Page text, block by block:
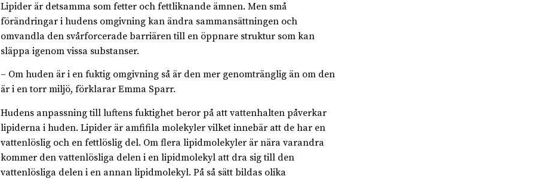
Lipider är detsamma som fetter och fettliknande ämnen. Men små
förändringar i hudens omgivning kan ändra sammansättningen och
omvandla den svårforcerade barriären till en öppnare struktur som kan
släppa igenom vissa substanser.
– Om huden är i en fuktig omgivning så är den mer genomtränglig än om den
är i en torr miljö, förklarar Emma Sparr.
Hudens anpassning till luftens fuktighet beror på att vattenhalten påverkar
lipiderna i huden. Lipider är amfifila molekyler vilket innebär att de har en
vattenlöslig och en fettlöslig del. Om flera lipidmolekyler är nära varandra
kommer den vattenlösliga delen i en lipidmolekyl att dra sig till den
vattenlösliga delen i en annan lipidmolekyl. På så sätt bildas olika